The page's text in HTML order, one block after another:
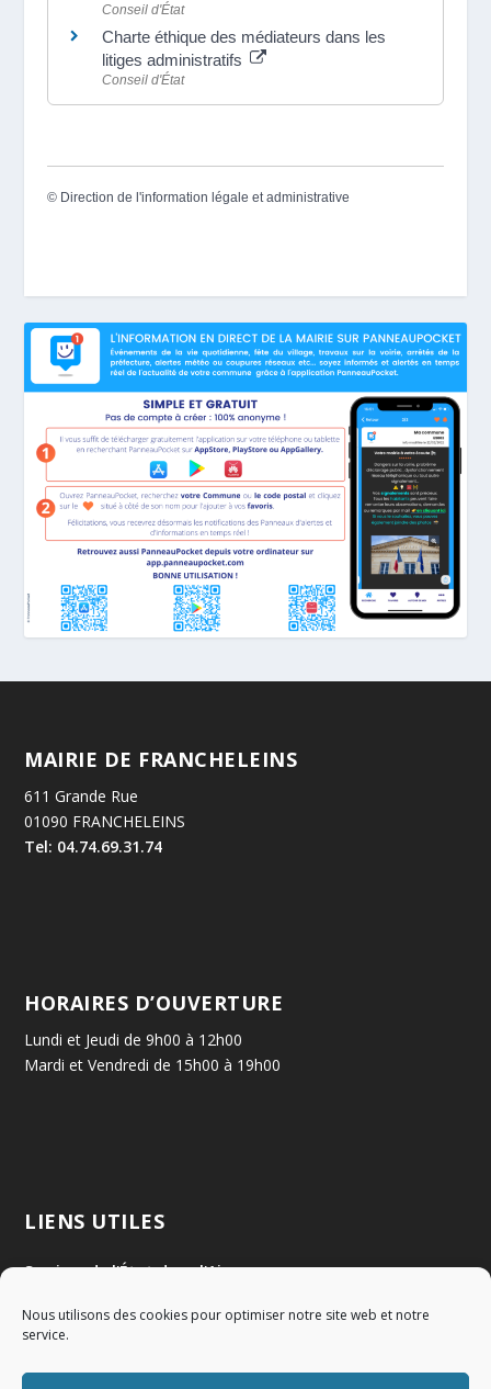
Nous utilisons des cookies pour optimiser notre site web et notre
service.
Conseil d'État
Charte éthique des médiateurs dans les
litiges administratifs
Conseil d'État
© Direction de l'information légale et administrative
MAIRIE DE FRANCHELEINS
611 Grande Rue
01090 FRANCHELEINS
Tel: 04.74.69.31.74
HORAIRES D’OUVERTURE
Lundi et Jeudi de 9h00 à 12h00
Mardi et Vendredi de 15h00 à 19h00
LIENS UTILES
Services de l'État dans l'Ain
Communauté de Communes Val de Saône Centre
SMIDOM